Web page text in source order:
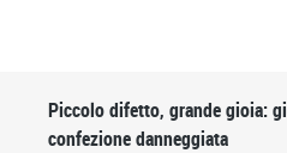
Salta la galleria dei prodotti
Piccolo difetto, grande gioia:
confezione danneggiata